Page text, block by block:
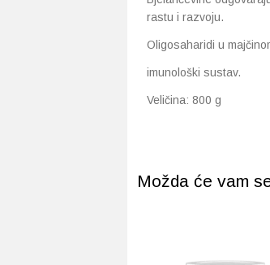
rastu i razvoju.
Oligosaharidi u
imunološki sustav.
Veličina: 800 g
Možda će vam